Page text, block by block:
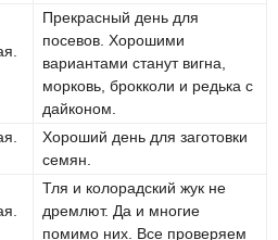
Прекрасный день для
посевов. Хорошими
вариантами станут вигна,
морковь, брокколи и редька с
дайконом.
Хороший день для заготовки
семян.
Тля и колорадский жук не
дремлют. Да и многие
помимо них. Все проверяем